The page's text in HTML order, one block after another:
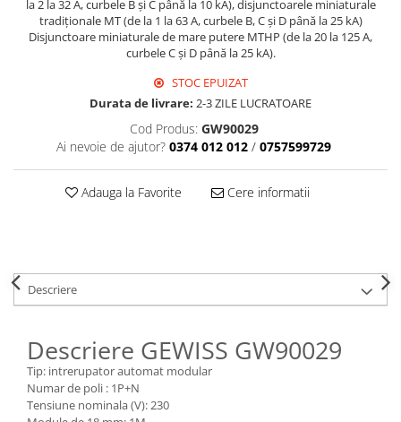
la 2 la 32 A, curbele B şi C până la 10 kA), disjunctoarele miniaturale
tradiţionale MT (de la 1 la 63 A, curbele B, C şi D până la 25 kA)
Disjunctoare miniaturale de mare putere MTHP (de la 20 la 125 A,
curbele C şi D până la 25 kA).
STOC EPUIZAT
Durata de livrare: 2-3 ZILE LUCRATOARE
Cod Produs: GW90029
Ai nevoie de ajutor? 0374 012 012 / 0757599729
Adauga la Favorite Cere informatii
Descriere
Descriere GEWISS GW90029
Tip: intrerupator automat modular
Numar de poli : 1P+N
Tensiune nominala (V): 230